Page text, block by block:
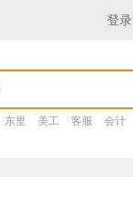
登录
东里 美工 客服 会计